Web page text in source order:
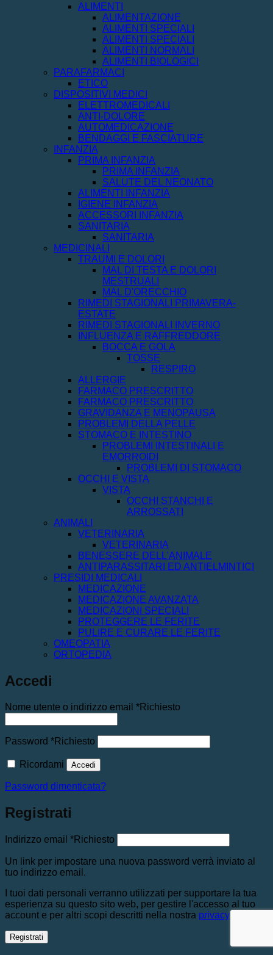
ALIMENTI
ALIMENTAZIONE
ALIMENTI SPECIALI
ALIMENTI SPECIALI
ALIMENTI NORMALI
ALIMENTI BIOLOGICI
PARAFARMACI
ETICO
DISPOSITIVI MEDICI
ELETTROMEDICALI
ANTI-DOLORE
AUTOMEDICAZIONE
BENDAGGI E FASCIATURE
INFANZIA
PRIMA INFANZIA
PRIMA INFANZIA
SALUTE DEL NEONATO
ALIMENTI INFANZIA
IGIENE INFANZIA
ACCESSORI INFANZIA
SANITARIA
SANITARIA
MEDICINALI
TRAUMI E DOLORI
MAL DI TESTA E DOLORI
MESTRUALI
MAL D'ORECCHIO
RIMEDI STAGIONALI PRIMAVERA-
ESTATE
RIMEDI STAGIONALI INVERNO
INFLUENZA E RAFFREDDORE
BOCCA E GOLA
TOSSE
RESPIRO
ALLERGIE
FARMACO PRESCRITTO
FARMACO PRESCRITTO
GRAVIDANZA E MENOPAUSA
PROBLEMI DELLA PELLE
STOMACO E INTESTINO
PROBLEMI INTESTINALI E
EMORROIDI
PROBLEMI DI STOMACO
OCCHI E VISTA
VISTA
OCCHI STANCHI E
ARROSSATI
ANIMALI
VETERINARIA
VETERINARIA
BENESSERE DELL'ANIMALE
ANTIPARASSITARI ED ANTIELMINTICI
PRESIDI MEDICALI
MEDICAZIONE
MEDICAZIONE AVANZATA
MEDICAZIONI SPECIALI
PROTEGGERE LE FERITE
PULIRE E CURARE LE FERITE
OMEOPATIA
ORTOPEDIA
Accedi
Nome utente o indirizzo email *Richiesto
Password *Richiesto
Ricordami Accedi
Password dimenticata?
Registrati
Indirizzo email *Richiesto
Un link per impostare una nuova password verrà inviato al
tuo indirizzo email.
I tuoi dati personali verranno utilizzati per supportare la tua
esperienza su questo sito web, per gestire l'accesso al tuo
account e per altri scopi descritti nella nostra privacy policy
Registrati